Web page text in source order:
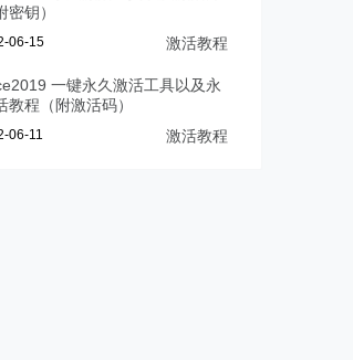
密钥）
06-15 激活教程
一键永久激活工具以及永
教程（附激活码）
06-11 激活教程